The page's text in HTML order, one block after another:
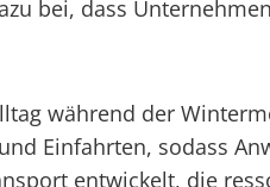
bei, dass
während der
Einfahrten, sodass
entwickelt, die